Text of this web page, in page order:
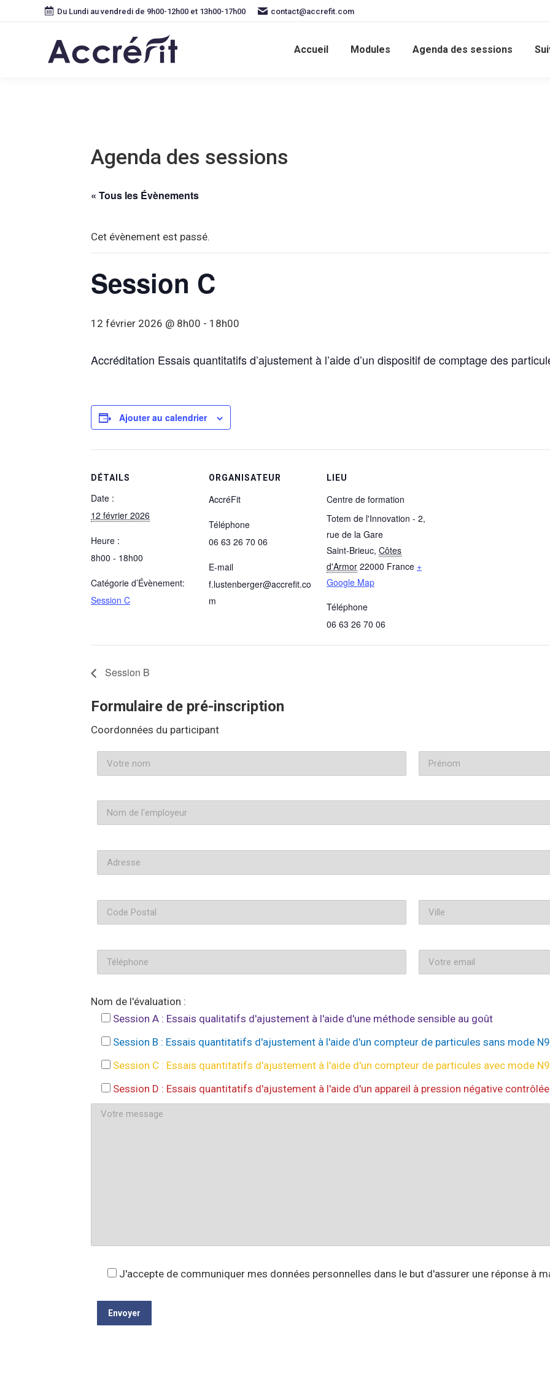
Du Lundi au vendredi de 9h00-12h00 et 13h00-17h00 contact@accrefit.com
Accueil Modules Agenda des sessions
Agenda des sessions
« Tous les Évènements
Cet évènement est passé.
Session C
12 février 2026 @ 8h00 - 18h00
Accréditation Essais quantitatifs d’ajustement à l’aide d’un dispositif de comptage des
Ajouter au calendrier
DÉTAILS
Date :
12 février 2026
Heure :
8h00 - 18h00
Catégorie d’Évènement:
Session C
ORGANISATEUR
AccréFit
Téléphone
06 63 26 70 06
E-mail
f.lustenberger@accrefit.co
m
LIEU
Centre de formation
Totem de l'Innovation - 2,
rue de la Gare
Saint-Brieuc, Côtes
d'Armor 22000 France +
Google Map
Téléphone
06 63 26 70 06
Session B
Formulaire de pré-inscription
Coordonnées du participant
Nom de l'évaluation :
Session A : Essais qualitatifs d'ajustement à l'aide d'une méthode sensible au goût
Session B : Essais quantitatifs d'ajustement à l'aide d'un compteur de particules sans mode
Session C : Essais quantitatifs d'ajustement à l'aide d'un compteur de particules avec mode
Session D : Essais quantitatifs d'ajustement à l'aide d'un appareil à pression négative contrôlée
J'accepte de communiquer mes données personnelles dans le but d'assurer une réponse à